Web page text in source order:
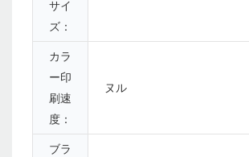
サイ
ズ：
カラ
ー印
刷速
度：
ヌル
ブラ